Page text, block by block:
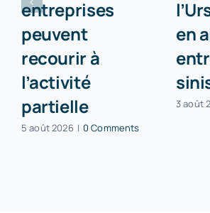
entreprises
peuvent
recourir à
l’activité
partielle
5 août 2026 | 0 Comments
en
3 août